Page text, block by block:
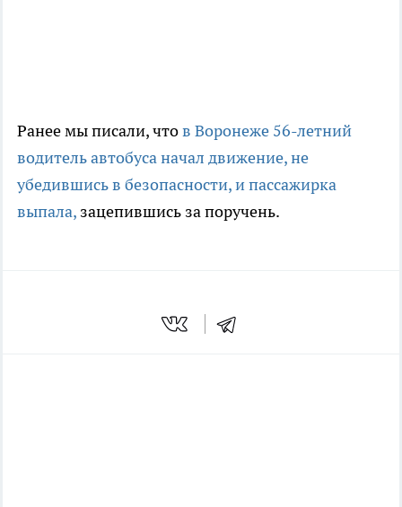
Ранее мы писали, чтов Воронеже 56-летний
водитель автобуса начал движение, не
убедившись в безопасности, и пассажирка
выпала, зацепившись за поручень.